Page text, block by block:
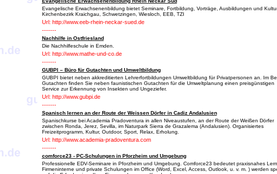
Evangelische Erwachsenenbildung bietet Seminare, Fortbildung, Vorträge, Ausbildungen und
Kirchenbezirk Kraichgau, Schwetzingen, Wiesloch, EEB, TZI
Url: http://www.eeb-rhein-neckar-sued.de
-------
Nachhilfe in Ostfriesland
Die Nachhilfeschule in Emden.
Url: http://www.mathe-und-co.de
-------
GUBPI – Büro für Gutachten und Umweltbildung
GUBPI bietet neben akkreditierten Lehrerfortbildungen Umweltbildung für Privatpersonen an. Im
Gutachten finden Sie neben faunistischen Gutachten für die Umweltplanung einen preisgünstigen
Service zur Erkennung von Insekten und Ungeziefer.
Url: http://www.gubpi.de
-------
Spanisch lernen an der Route der Weissen Dörfer in Cadiz Andalusien
Spanischkurse bei Academia Pradoventura in allen Niveaustufen, an der Route der Weißen Dörfer
zwischen Ronda, Jerez, Sevilla, im Naturpark Sierra de Grazalema (Andalusien). Organisiertes
Freizeitprogramm, Kultur, Outdoor, Sport, Relax, Erholung.
Url: http://www.academia-pradoventura.com
-------
comforce23 - PC-Schulungen in Pforzheim und Umgebung
Professionelle EDV-Seminare in Pforzheim und Umgebung. Comforce23 bedeutet praxisnahes
Firmeninterne und private Schulungen im Office (Word, Excel, Access, Outlook, u. v. m. ) werden